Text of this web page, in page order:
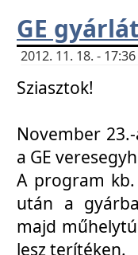
GE
2012. 11. 18. -
Sziasztok!
November
a GE
A program
után a
majd
lesz terítéken.